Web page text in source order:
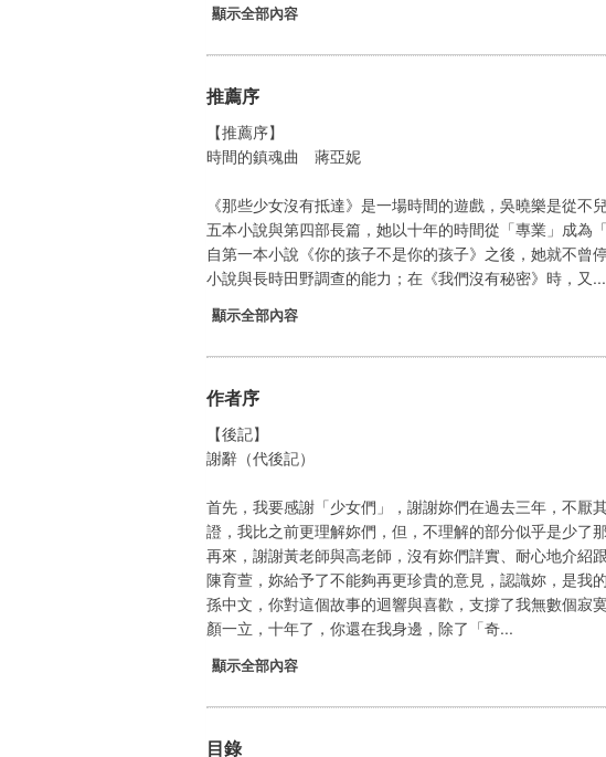
顯示全部內容
推薦序
【推薦序】
時間的鎮魂曲 蔣亞妮
《那些少女沒有抵達》是一場時間的遊戲，吳曉樂是從
五本小說與第四部長篇，她以十年的時間從「專業」成為
自第一本小說《你的孩子不是你的孩子》之後，她就不
小說與長時田野調查的能力；在《我們沒有秘密》時，又...
顯示全部內容
作者序
【後記】
謝辭（代後記）
首先，我要感謝「少女們」，謝謝妳們在過去三年，不
證，我比之前更理解妳們，但，不理解的部分似乎是少了那
再來，謝謝黃老師與高老師，沒有妳們詳實、耐心地介紹
陳育萱，妳給予了不能夠再更珍貴的意見，認識妳，是我的
孫中文，你對這個故事的迴響與喜歡，支撐了我無數個寂
顏一立，十年了，你還在我身邊，除了「奇...
顯示全部內容
目錄